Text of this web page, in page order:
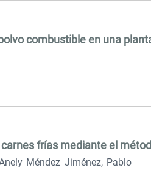
combustible en una
frías mediante el
Méndez Jiménez, Pablo